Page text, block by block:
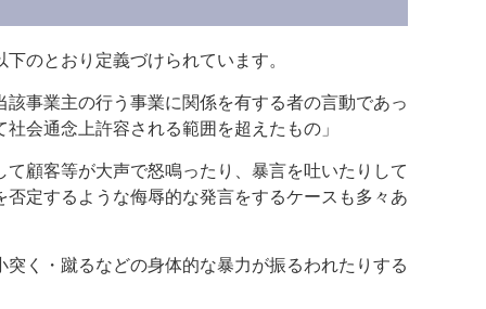
のとおり定義づけられています。
事業主の行う事業に関係を有する者の言動であっ
会通念上許容される範囲を超えたもの」
顧客等が大声で怒鳴ったり、暴言を吐いたりして
定するような侮辱的な発言をするケースも多々あ
く・蹴るなどの身体的な暴力が振るわれたりする